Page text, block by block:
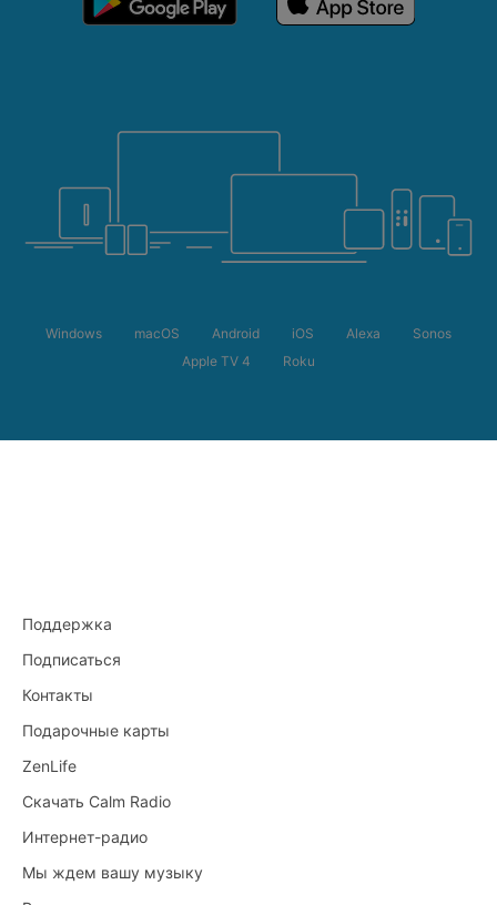
Windows macOS Android iOS Alexa
Sonos
Apple TV 4
Roku
Поддержка
Подписаться
Контакты
Подарочные карты
ZenLife
Скачать Calm Radio
Интернет-радио
Мы ждем вашу музыку